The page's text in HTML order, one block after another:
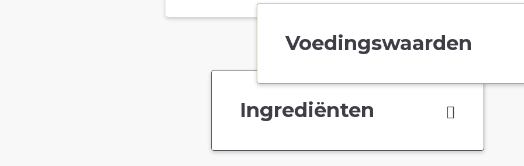
Voedingswaarden
Ingrediënten